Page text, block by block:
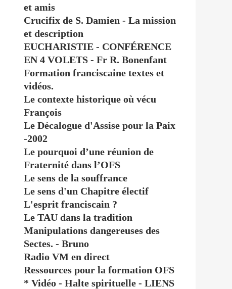
et amis
Crucifix de S. Damien - La mission
et description
EUCHARISTIE - CONFÉRENCE
EN 4 VOLETS - Fr R. Bonenfant
Formation franciscaine textes et
vidéos.
Le contexte historique où vécu
François
Le Décalogue d'Assise pour la Paix
-2002
Le pourquoi d’une réunion de
Fraternité dans l’OFS
Le sens de la souffrance
Le sens d'un Chapitre électif
L'esprit franciscain ?
Le TAU dans la tradition
Manipulations dangereuses des
Sectes. - Bruno
Radio VM en direct
Ressources pour la formation OFS
* Vidéo - Halte spirituelle - LIENS